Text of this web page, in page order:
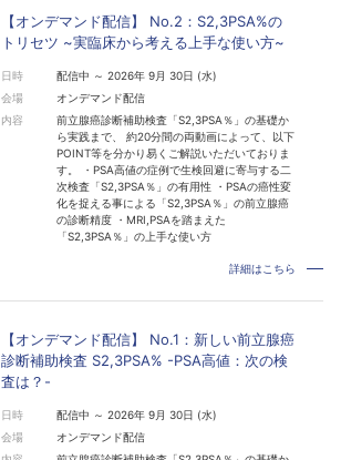
【オンデマンド配信】 No.2：S2,3PSA%の
トリセツ ~実臨床から考える上手な使い方~
日時
配信中 ～ 2026年 9月 30日 (水)
会場
オンデマンド配信
内容
前立腺癌診断補助検査「S2,3PSA％」の基礎か
ら実践まで、 約20分間の両動画によって、以下
POINT等を分かり易くご解説いただいておりま
す。 ・PSA高値の症例で生検回避に寄与する二
次検査「S2,3PSA％」の有用性 ・PSAの癌性変
化を捉える事による「S2,3PSA％」の前立腺癌
の診断精度 ・MRI,PSAを踏まえた
「S2,3PSA％」の上手な使い方
詳細はこちら
【オンデマンド配信】 No.1：新しい前立腺癌
診断補助検査 S2,3PSA% -PSA高値：次の検
査は？-
日時
配信中 ～ 2026年 9月 30日 (水)
会場
オンデマンド配信